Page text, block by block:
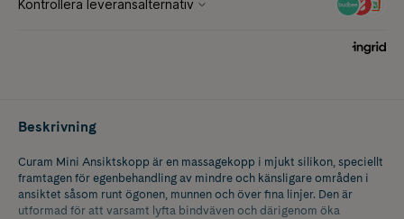
Beskrivning
Curam Mini Ansiktskopp är en massagekopp i mjukt silikon, speciellt
framtagen för egenbehandling av mindre och känsligare områden i
ansiktet såsom runt ögonen, munnen och över fina linjer. Den är
utformad för att varsamt lyfta bindväven och därigenom öka